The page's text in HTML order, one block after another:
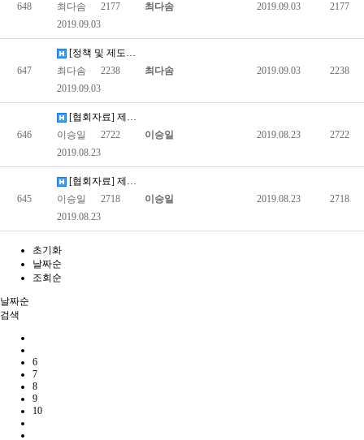
648
최다솜
2177
2019.09.03
최다솜 2019.09.03 2177
647
[정책 및 제도] [보건복지부] 2018 보건복지백서
최다솜
2238
2019.09.03
최다솜 2019.09.03 2238
646
[협회자료] 제 6차 척수플러스포럼자료집(20190719)
이승일
2722
2019.08.23
이승일 2019.08.23 2722
645
[협회자료] 제 4차 척수플러스포럼 자료집(20190517)
이승일
2718
2019.08.23
이승일 2019.08.23 2718
초기화
날짜순
조회순
날짜순
검색
6
7
8
9
10